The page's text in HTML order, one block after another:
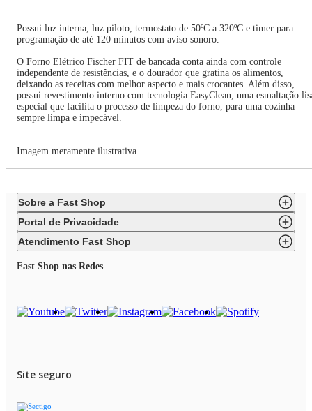
Possui luz interna, luz piloto, termostato de 50ºC a 320ºC e timer para
programação de até 120 minutos com aviso sonoro.
O Forno Elétrico Fischer FIT de bancada conta ainda com controle
independente de resistências, e o dourador que gratina os alimentos,
deixando as receitas com melhor aspecto e mais crocantes. Além disso,
possui revestimento interno com tecnologia EasyClean, uma esmaltação
especial que facilita o processo de limpeza do forno, para uma cozinha
sempre limpa e impecável.
Imagem meramente ilustrativa.
Sobre a Fast Shop
Portal de Privacidade
Atendimento Fast Shop
Fast Shop nas Redes
Site seguro